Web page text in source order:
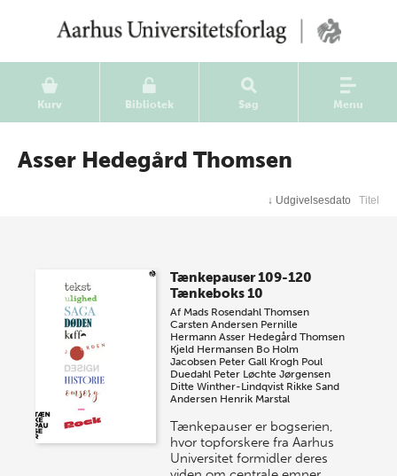
Kurv Bibliotek Søg Menu
Asser Hedegård Thomsen
↓ Udgivelsesdato Titel
Tænkepauser 109-120
Tænkeboks 10
Af Mads Rosendahl Thomsen
Carsten Andersen Pernille
Hermann Asser Hedegård Thomsen
Kjeld Hermansen Bo Holm
Jacobsen Peter Gall Krogh Poul
Duedahl Peter Løchte Jørgensen
Ditte Winther-Lindqvist Rikke Sand
Andersen Henrik Marstal
Tænkepauser er bogserien,
hvor topforskere fra Aarhus
Universitet formidler deres